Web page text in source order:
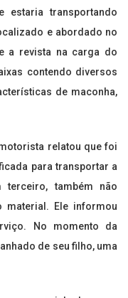
estaria transportando
e abordado no
a revista na carga do
contendo diversos
de maconha,
relatou que foi
para transportar a
também não
material. Ele informou
No momento da
de seu filho, uma